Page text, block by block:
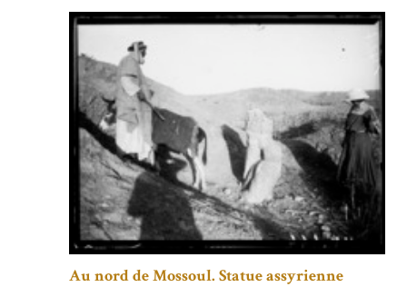
Au nord de Mossoul. Statue assyrienne